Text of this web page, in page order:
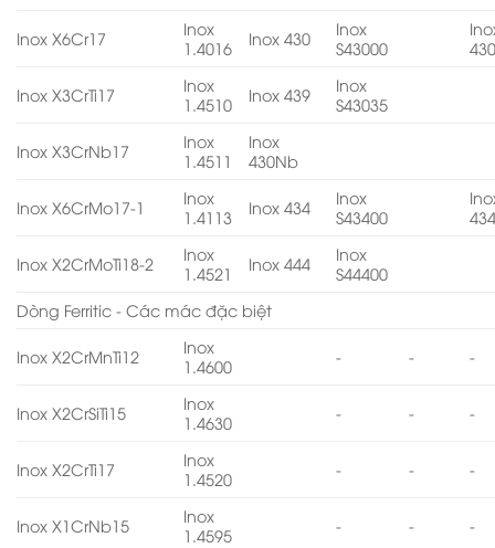
Inox X6Cr17
Inox
1.4016
Inox 430
Inox
S43000
Inox X3CrTi17
Inox
1.4510
Inox 439
Inox
S43035
Inox X3CrNb17
Inox
1.4511
Inox
430Nb
Inox X6CrMo17-1
Inox
1.4113
Inox 434
Inox
S43400
Inox X2CrMoTi18-2
Inox
1.4521
Inox 444
Inox
S44400
Dòng Ferritic - Các mác đặc biệt
Inox X2CrMnTi12
Inox
1.4600
- - -
Inox X2CrSiTi15
Inox
1.4630
- - -
Inox X2CrTi17
Inox
1.4520
- - -
Inox X1CrNb15
Inox
1.4595
- - -